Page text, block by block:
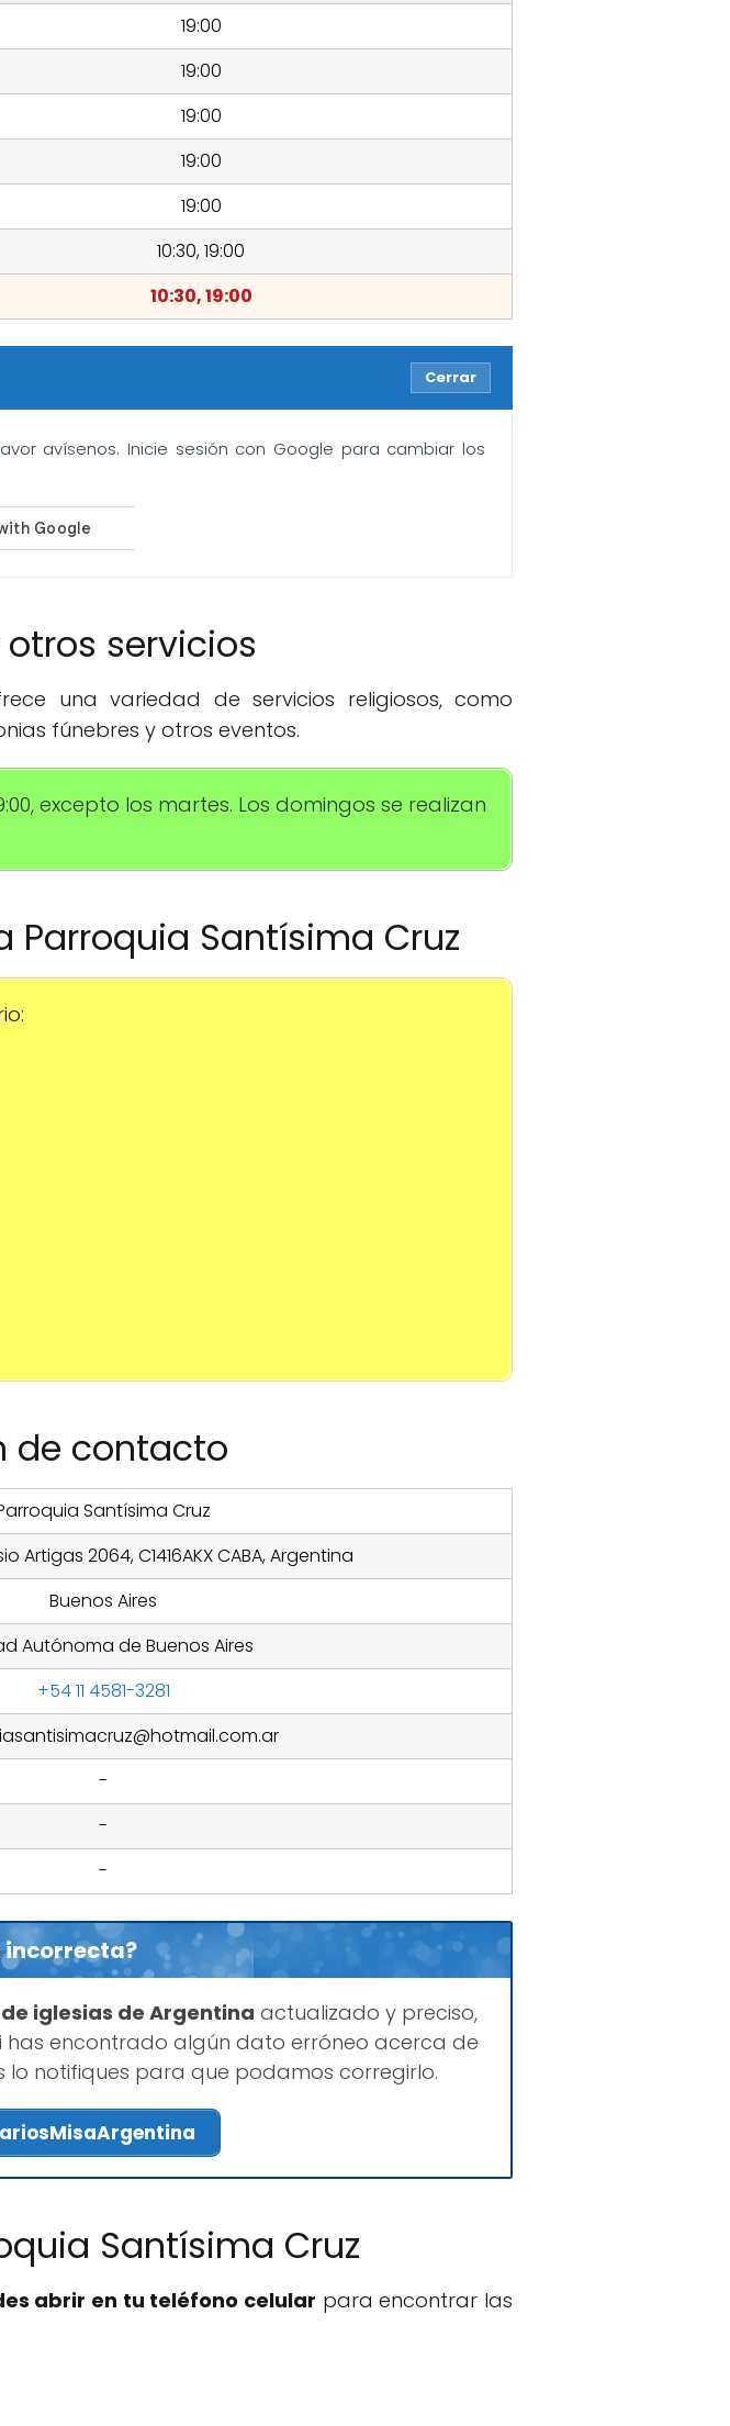
19:00
19:00
19:00
19:00
19:00
10:30, 19:00
10:30, 19:00
Cerrar
avísenos. Inicie sesión con Google para cambiar los
servicios
una variedad de servicios religiosos, como
fúnebres y otros eventos.
excepto los martes. Los domingos se realizan
Santísima Cruz
de contacto
Santísima Cruz
Artigas 2064, C1416AKX CABA, Argentina
Buenos Aires
Autónoma de Buenos Aires
+54 11 4581-3281
-
-
-
iglesias de Argentina actualizado y preciso,
has encontrado algún dato erróneo acerca de
lo notifiques para que podamos corregirlo.
Santísima Cruz
abrir en tu teléfono celular para encontrar las